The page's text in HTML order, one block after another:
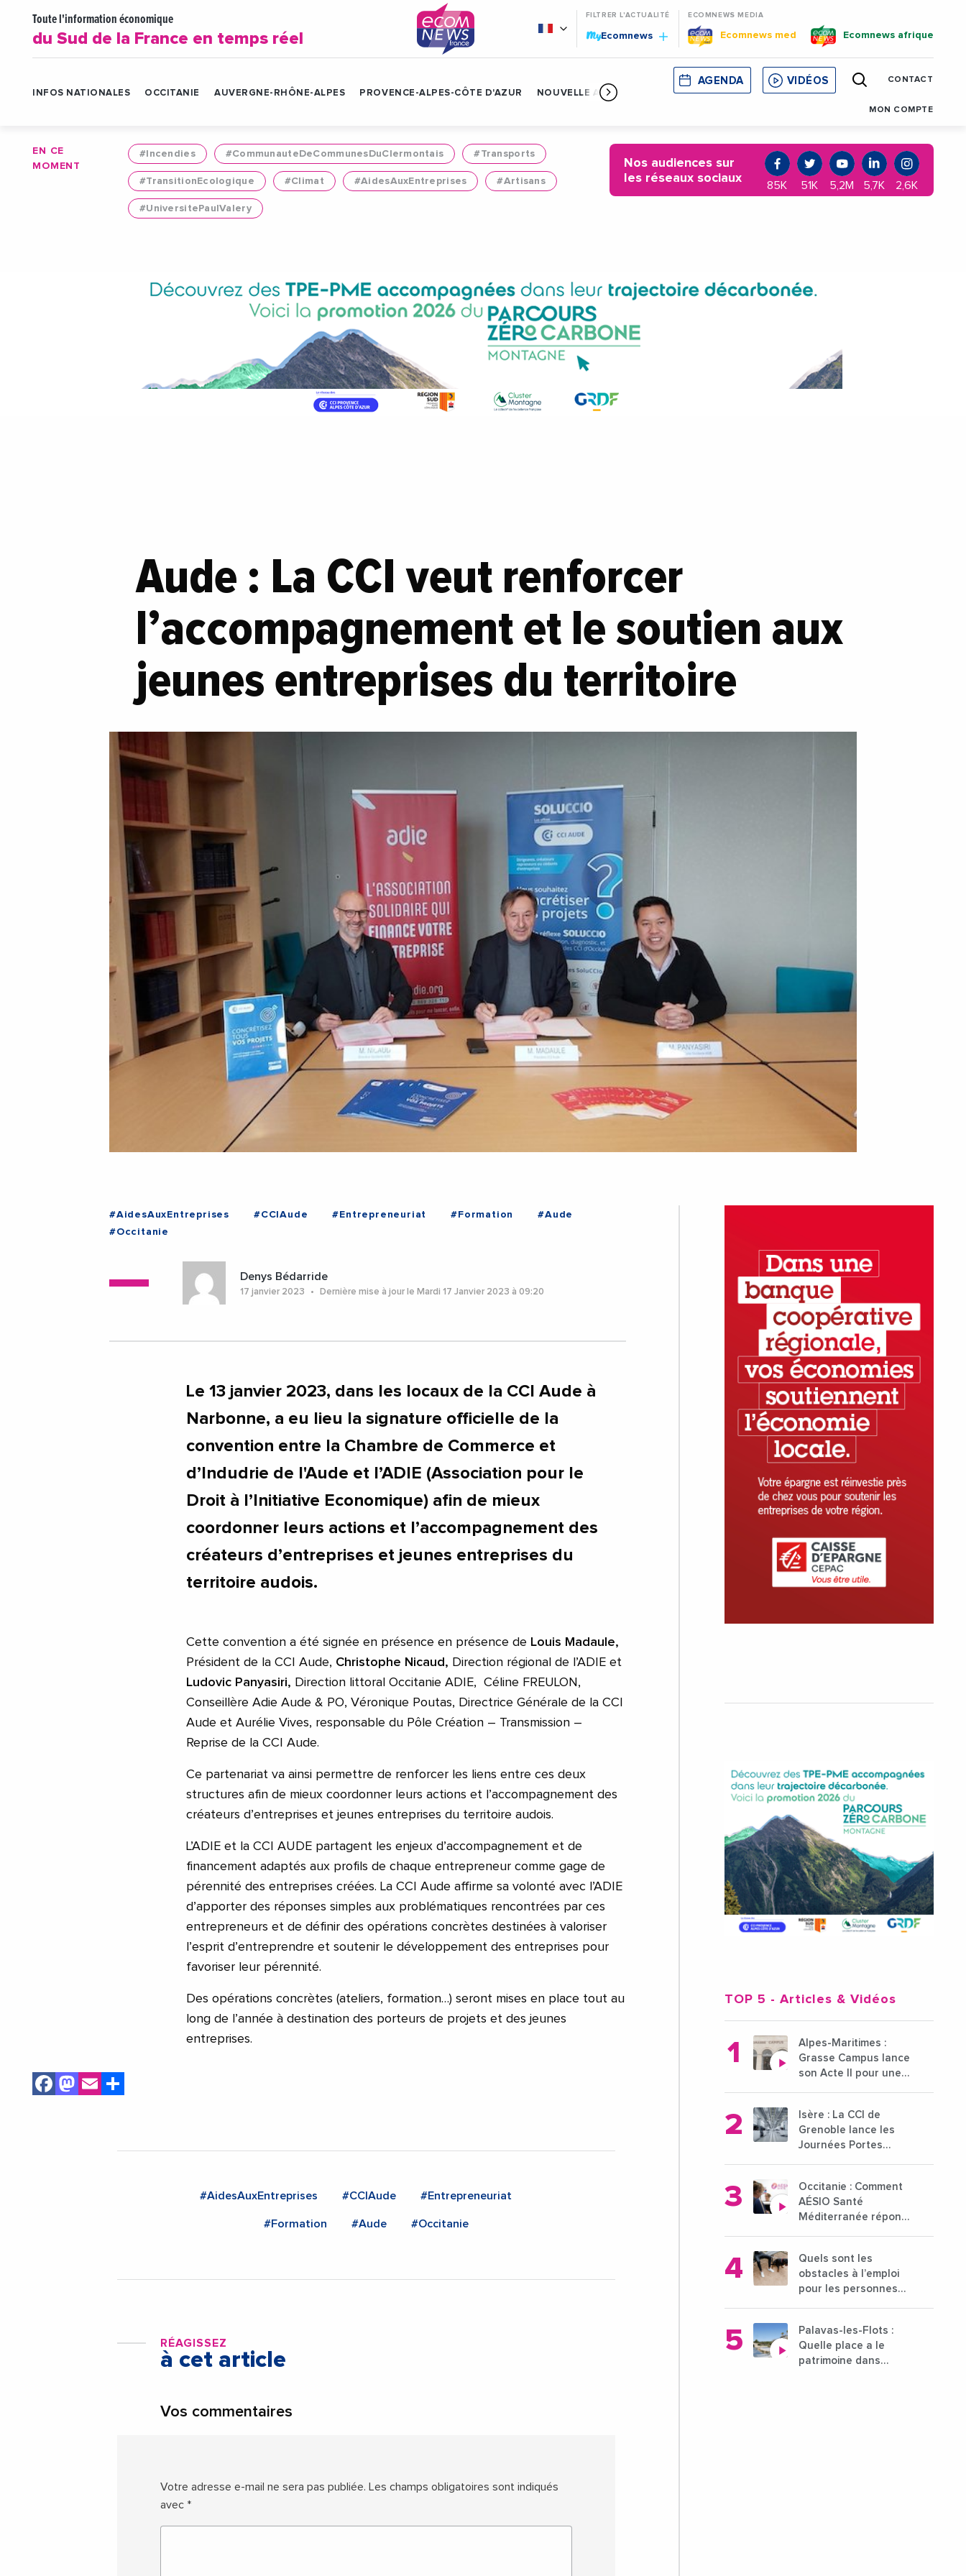
Toute l'information économique
du Sud de la France en temps réel
FILTRER L'ACTUALITÉ
MyEcomnews
ECOMNEWS MEDIA
Ecomnews med Ecomnews afrique
INFOS NATIONALES OCCITANIE AUVERGNE-RHÔNE-ALPES PROVENCE-ALPES-CÔTE D'AZUR NOUVELLE AQUITAINE CORSE MONACO CATALOGNE
AGENDA VIDÉOS CONTACT
MON COMPTE
EN CE
MOMENT
#Incendies #CommunauteDeCommunesDuClermontais #Transports
#TransitionEcologique #Climat #AidesAuxEntreprises #Artisans
#UniversitePaulValery
Nos audiences sur
les réseaux sociaux
85K 51K 5,2M 5,7K 2,6K
Aude : La CCI veut renforcer
l’accompagnement et le soutien aux
jeunes entreprises du territoire
#AidesAuxEntreprises #CCIAude #Entrepreneuriat #Formation
#Aude
#Occitanie
Denys Bédarride
17 janvier 2023 Dernière mise à jour le Mardi 17 Janvier 2023 à 09:20
Le 13 janvier 2023, dans les locaux de la CCI Aude à
Narbonne, a eu lieu la signature officielle de la
convention entre la Chambre de Commerce et
d’Indudrie de l'Aude et l’ADIE (Association pour le
Droit à l’Initiative Economique) afin de mieux
coordonner leurs actions et l’accompagnement des
créateurs d’entreprises et jeunes entreprises du
territoire audois.
Cette convention a été signée en présence en présence de Louis Madaule,
Président de la CCI Aude, Christophe Nicaud, Direction régional de l’ADIE et
Ludovic Panyasiri, Direction littoral Occitanie ADIE, Céline FREULON,
Conseillère Adie Aude & PO, Véronique Poutas, Directrice Générale de la CCI
Aude et Aurélie Vives, responsable du Pôle Création – Transmission –
Reprise de la CCI Aude.
Ce partenariat va ainsi permettre de renforcer les liens entre ces deux
structures afin de mieux coordonner leurs actions et l’accompagnement des
créateurs d’entreprises et jeunes entreprises du territoire audois.
L’ADIE et la CCI AUDE partagent les enjeux d’accompagnement et de
financement adaptés aux profils de chaque entrepreneur comme gage de
pérennité des entreprises créées. La CCI Aude affirme sa volonté avec l’ADIE
d’apporter des réponses simples aux problématiques rencontrées par ces
entrepreneurs et de définir des opérations concrètes destinées à valoriser
l’esprit d’entreprendre et soutenir le développement des entreprises pour
favoriser leur pérennité.
Des opérations concrètes (ateliers, formation…) seront mises en place tout au
long de l’année à destination des porteurs de projets et des jeunes
entreprises.
Facebook
Mastodon
Email
#AidesAuxEntreprises #CCIAude #Entrepreneuriat
#Formation #Aude #Occitanie
RÉAGISSEZ
à cet article
Vos commentaires
Votre adresse e-mail ne sera pas publiée. Les champs obligatoires sont indiqués
avec *
TOP 5 - Articles & Vidéos
Alpes-Maritimes :
Grasse Campus lance
son Acte II pour une
l'enseignement
supérieur
Isère : La CCI de
Grenoble lance les
Journées Portes
21 octobre 2024
Occitanie : Comment
AÉSIO Santé
Méditerranée répond
?
Quels sont les
obstacles à l’emploi
pour les personnes
Palavas-les-Flots :
Quelle place a le
patrimoine dans